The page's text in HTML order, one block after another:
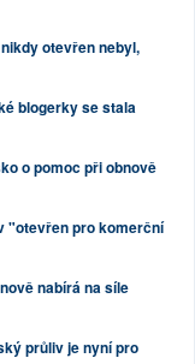
otevřen nebyl,
blogerky se stala
o pomoc při obnově
"otevřen pro komerční
nabírá na síle
průliv je nyní pro